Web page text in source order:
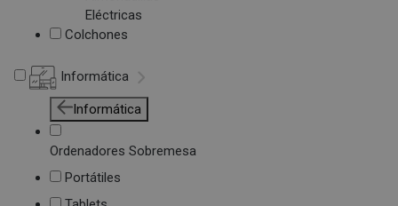
Eléctricas
Colchones
Informática
Informática
Ordenadores Sobremesa
Portátiles